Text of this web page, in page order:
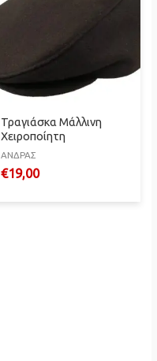
Τραγιάσκα Μάλλινη
Χειροποίητη
ΑΝΔΡΑΣ
€19,00